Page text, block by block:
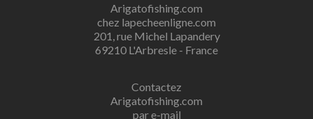
Arigatofishing.com
chez lapecheenligne.com
201, rue Michel Lapandery
69210 L'Arbresle - France
Contactez
Arigatofishing.com
par e-mail